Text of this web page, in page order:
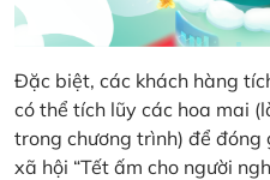
Đặc biệt, các khách hàng
có thể tích lũy các hoa mai
trong chương trình) để
xã hội “Tết ấm cho người